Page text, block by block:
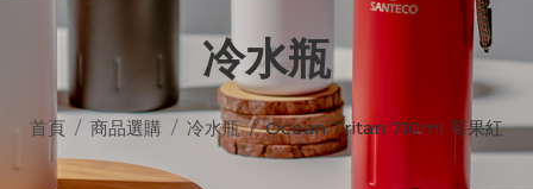
冷水瓶
首頁 商品選購 冷水瓶 Ocean Tritan 710ml 莓果紅